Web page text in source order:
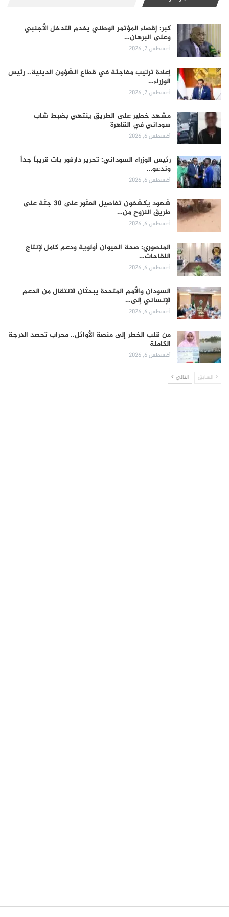
كبر: إقصاء المؤتمر الوطني يخدم التدخل الأجنبي
وعلى البرهان…
أغسطس 7, 2026
إعادة ترتيب مفاجئة في قطاع الشؤون الدينية.. رئيس
الوزراء…
أغسطس 7, 2026
مشهد خطير على الطريق ينتهي بضبط شاب
سوداني في القاهرة
أغسطس 6, 2026
رئيس الوزراء السوداني: تحرير دارفور بات قريباً جداً
وندعو…
أغسطس 6, 2026
شهود يكشفون تفاصيل العثور على 30 جثة على
طريق النزوح من…
أغسطس 6, 2026
المنصوري: صحة الحيوان أولوية ودعم كامل لإنتاج
اللقاحات…
أغسطس 6, 2026
السودان والأمم المتحدة يبحثان الانتقال من الدعم
الإنساني إلى…
أغسطس 6, 2026
من قلب الخطر إلى منصة الأوائل.. محراب تحصد الدرجة
الكاملة
أغسطس 6, 2026
السابق التالي